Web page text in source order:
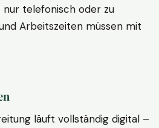
telefonisch oder zu
Arbeitszeiten müssen mit
läuft vollständig digital –